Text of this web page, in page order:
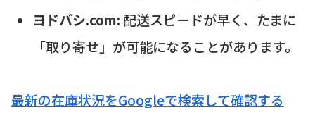
ヨドバシ.com: 配送スピードが早く、たまに
「取り寄せ」が可能になることがあります。
最新の在庫状況をGoogleで検索して確認する